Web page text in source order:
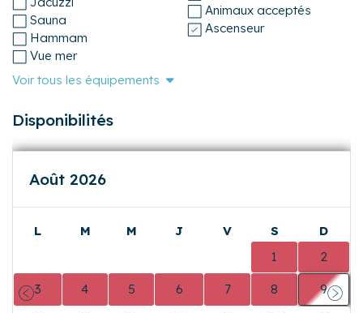
Sauna
Hammam
Vue mer
Animaux acceptés
Ascenseur
Voir tous les équipements
Disponibilités
Août 2026
L M M J V S
D
1 2
3 4 5 6 7 8 9
Précédent